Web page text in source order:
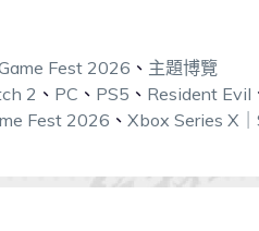
Fest 2026 、 主題博覽
2 、 PC 、 PS5 、 Resident Evil
Fest 2026 、 Xbox Series X｜